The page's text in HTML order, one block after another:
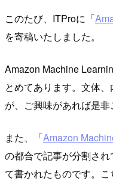
このたび、ITProに「
を寄稿いたしました。
Amazon Machine
とめてあります。文体
が、ご興味があれば是非
また、「Amazon
の都合で記事が分割さ
て書かれたものです。